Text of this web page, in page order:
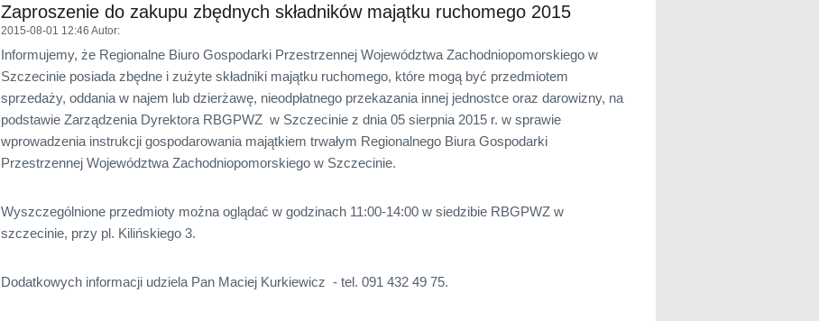
Zaproszenie do zakupu zbędnych składników majątku ruchomego 2015
2015-08-01 12:46 Autor:
Informujemy, że Regionalne Biuro Gospodarki Przestrzennej Województwa Zachodniopomorskiego w
Szczecinie posiada zbędne i zużyte składniki majątku ruchomego, które mogą być przedmiotem
sprzedaży, oddania w najem lub dzierżawę, nieodpłatnego przekazania innej jednostce oraz darowizny, na
podstawie Zarządzenia Dyrektora RBGPWZ w Szczecinie z dnia 05 sierpnia 2015 r. w sprawie
wprowadzenia instrukcji gospodarowania majątkiem trwałym Regionalnego Biura Gospodarki
Przestrzennej Województwa Zachodniopomorskiego w Szczecinie.
Wyszczególnione przedmioty można oglądać w godzinach 11:00-14:00 w siedzibie RBGPWZ w
szczecinie, przy pl. Kilińskiego 3.
Dodatkowych informacji udziela Pan Maciej Kurkiewicz - tel. 091 432 49 75.